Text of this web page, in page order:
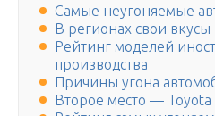
Самые неугоняемые
В регионах свои вкусы
Рейтинг моделей
производства
Причины угона
Второе место — Toyota